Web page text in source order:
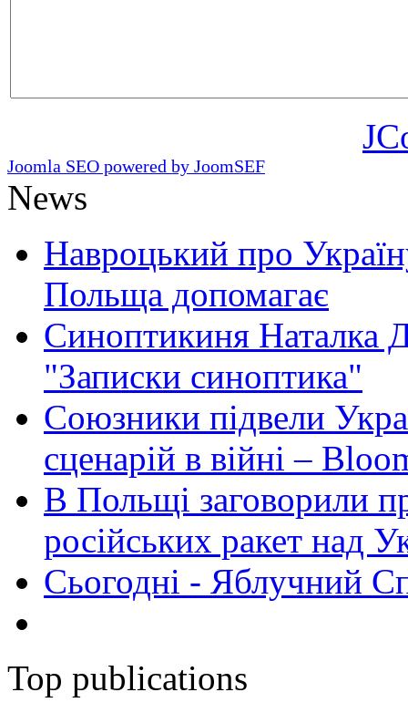
Joomla SEO powered by JoomSEF
News
Навроцький про
Польща допомагає
Синоптикиня Наталка
"Записки синоптика"
Союзники підвели
сценарій в війні –
В Польщі заговорили
російських ракет над
Сьогодні - Яблучний
Top publications